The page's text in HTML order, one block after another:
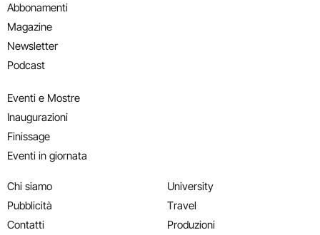
Abbonamenti
Magazine
Newsletter
Podcast
Eventi e Mostre
Inaugurazioni
Finissage
Eventi in giornata
Chi siamo
Pubblicità
Contatti
University
Travel
Produzioni